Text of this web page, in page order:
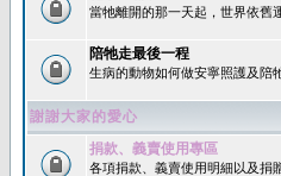
當牠離開的那一天起，世界依舊
陪牠走最後一程
生病的動物如何做安寧照護及陪
謝謝大家的愛心
捐款、義賣使用專區
各項捐款、義賣使用明細以及捐